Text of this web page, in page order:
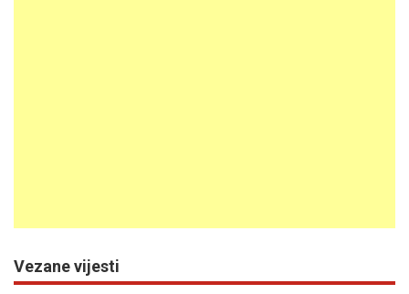
Vezane vijesti